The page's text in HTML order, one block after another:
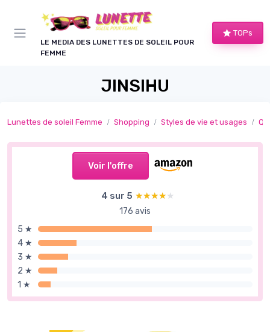
LE MEDIA DES LUNETTES DE SOLEIL POUR
FEMME
TOPs
JINSIHU
Lunettes de soleil Femme Shopping Styles de vie et usages
Voir l'offre
4 sur 5 ★★★★★
★★★★★
176 avis
5 ★
4 ★
3 ★
2 ★
1 ★